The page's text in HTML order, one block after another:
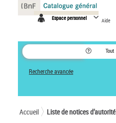
Espace personnel Aide
Tout
Recherche avancée
Accueil Liste de notices d’autorité
Panneau de gestion des cookies